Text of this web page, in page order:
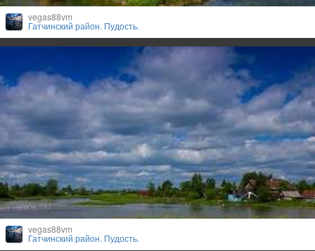
vegas88vm
Гатчинский район. Пудость.
vegas88vm
Гатчинский район. Пудость.